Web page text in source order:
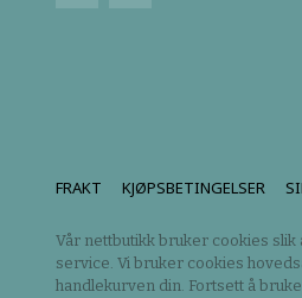
FRAKT KJØPSBETINGELSER
Vår nettbutikk bruker cookies
service. Vi bruker cookies
handlekurven din. Fortsett å